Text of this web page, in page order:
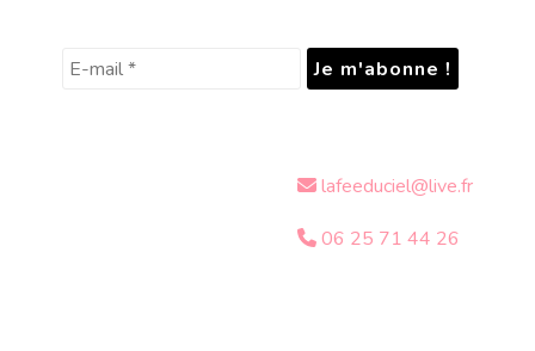
lafeeduciel@live.fr
06 25 71 44 26